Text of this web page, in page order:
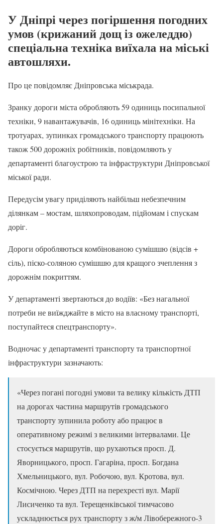
У Дніпрі через погіршення погодних
умов (крижаний дощ із ожеледдю)
спеціальна техніка виїхала на міські
автошляхи.
Про це повідомляє Дніпровська міськрада.
Зранку дороги міста обробляють 59 одиниць посипальної
техніки, 9 навантажувачів, 16 одиниць мінітехніки. На
тротуарах, зупинках громадського транспорту працюють
також 500 дорожніх робітників, повідомляють у
департаменті благоустрою та інфраструктури Дніпровської
міської ради.
Передусім увагу приділяють найбільш небезпечним
ділянкам – мостам, шляхопроводам, підйомам і спускам
доріг.
Дороги обробляються комбінованою сумішшю (відсів +
сіль), піско-соляною сумішшю для кращого зчеплення з
дорожнім покриттям.
У департаменті звертаються до водіїв: «Без нагальної
потреби не виїжджайте в місто на власному транспорті,
поступайтеся спецтранспорту».
Водночас у департаменті транспорту та транспортної
інфраструктури зазначають:
«Через погані погодні умови та велику кількість ДТП
на дорогах частина маршрутів громадського
транспорту зупинила роботу або працює в
оперативному режимі з великими інтервалами. Це
стосується маршрутів, що рухаються просп. Д.
Яворницького, просп. Гагаріна, просп. Богдана
Хмельницького, вул. Робочою, вул. Кротова, вул.
Космічною. Через ДТП на перехресті вул. Марії
Лисиченко та вул. Терещенківської тимчасово
ускладнюється рух транспорту з ж/м Лівобережного-3